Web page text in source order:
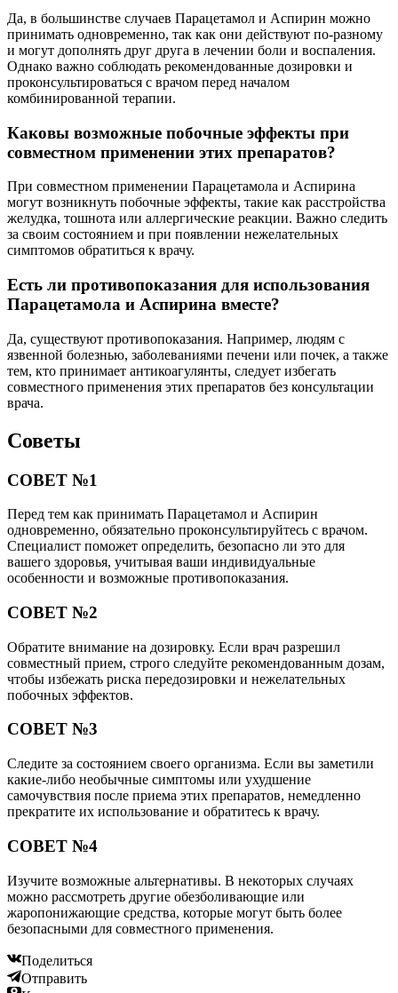
Да, в большинстве случаев Парацетамол и Аспирин можно
принимать одновременно, так как они действуют по-разному
и могут дополнять друг друга в лечении боли и воспаления.
Однако важно соблюдать рекомендованные дозировки и
проконсультироваться с врачом перед началом
комбинированной терапии.
Каковы возможные побочные эффекты при
совместном применении этих препаратов?
При совместном применении Парацетамола и Аспирина
могут возникнуть побочные эффекты, такие как расстройства
желудка, тошнота или аллергические реакции. Важно следить
за своим состоянием и при появлении нежелательных
симптомов обратиться к врачу.
Есть ли противопоказания для использования
Парацетамола и Аспирина вместе?
Да, существуют противопоказания. Например, людям с
язвенной болезнью, заболеваниями печени или почек, а также
тем, кто принимает антикоагулянты, следует избегать
совместного применения этих препаратов без консультации
врача.
Советы
СОВЕТ №1
Перед тем как принимать Парацетамол и Аспирин
одновременно, обязательно проконсультируйтесь с врачом.
Специалист поможет определить, безопасно ли это для
вашего здоровья, учитывая ваши индивидуальные
особенности и возможные противопоказания.
СОВЕТ №2
Обратите внимание на дозировку. Если врач разрешил
совместный прием, строго следуйте рекомендованным дозам,
чтобы избежать риска передозировки и нежелательных
побочных эффектов.
СОВЕТ №3
Следите за состоянием своего организма. Если вы заметили
какие-либо необычные симптомы или ухудшение
самочувствия после приема этих препаратов, немедленно
прекратите их использование и обратитесь к врачу.
СОВЕТ №4
Изучите возможные альтернативы. В некоторых случаях
можно рассмотреть другие обезболивающие или
жаропонижающие средства, которые могут быть более
безопасными для совместного применения.
Поделиться
Отправить